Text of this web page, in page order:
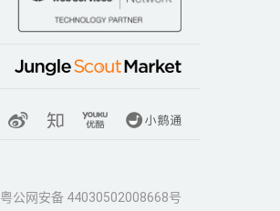
粤公网安备 44030502008668号